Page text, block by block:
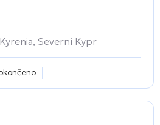
Severní Kypr